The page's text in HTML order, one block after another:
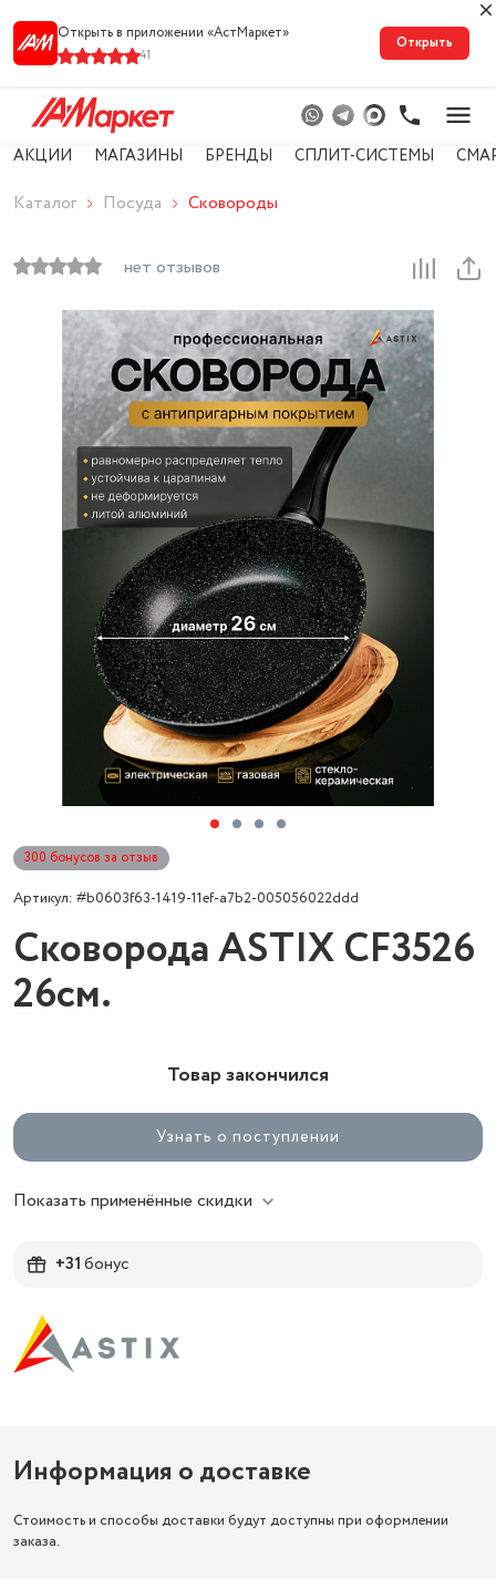
Открыть в приложении «АстМарке‪т‬»
41
Открыть
АКЦИИ МАГАЗИНЫ БРЕНДЫ СПЛИТ-СИСТЕМЫ
Каталог Посуда Сковороды
нет отзывов
300 бонусов за отзыв
Артикул: #b0603f63-1419-11ef-a7b2-005056022ddd
Сковорода ASTIX CF3526
26см.
Товар закончился
Узнать о поступлении
Показать применённые скидки
+31бонус
Информация о доставке
Стоимость и способы доставки будут доступны при оформлении
заказа.